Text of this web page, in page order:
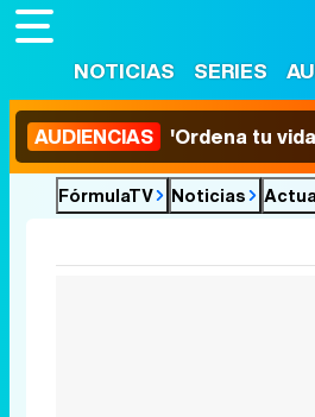
NOTICIAS SERIES
AUDIENCIAS 'Ordena tu
FórmulaTV Noticias